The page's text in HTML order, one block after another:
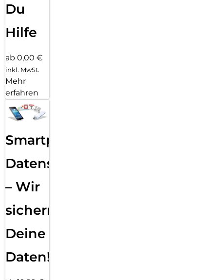
Du
Hilfe
ab 0,00 €
inkl. MwSt.
Mehr
erfahren
Smartphone
Datensicherung
– Wir
sichern
Deine
Daten!